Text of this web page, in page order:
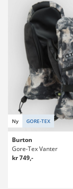
Ny GORE-TEX
Burton
Gore-Tex Vanter
kr 749,-